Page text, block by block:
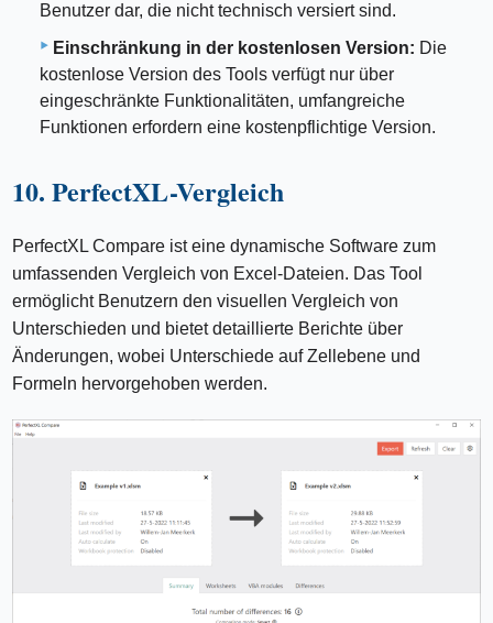
Benutzer dar, die nicht technisch versiert sind.
Einschränkung in der kostenlosen Version: Die
kostenlose Version des Tools verfügt nur über
eingeschränkte Funktionalitäten, umfangreiche
Funktionen erfordern eine kostenpflichtige Version.
10. PerfectXL-Vergleich
PerfectXL Compare ist eine dynamische Software zum
umfassenden Vergleich von Excel-Dateien. Das Tool
ermöglicht Benutzern den visuellen Vergleich von
Unterschieden und bietet detaillierte Berichte über
Änderungen, wobei Unterschiede auf Zellebene und
Formeln hervorgehoben werden.